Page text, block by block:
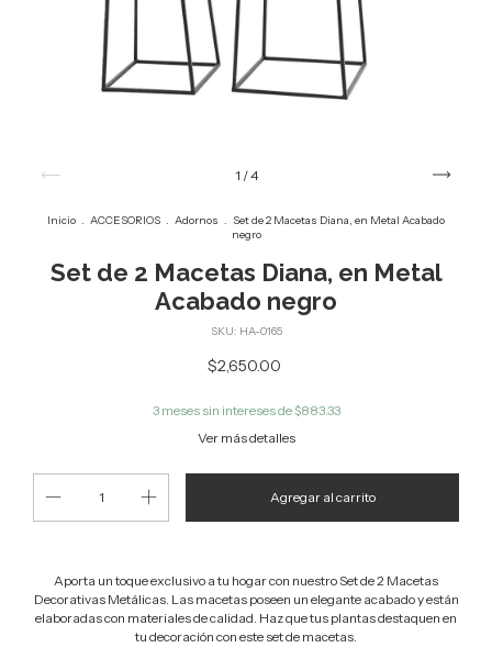
1 /4
Inicio . ACCESORIOS . Adornos . Set de 2 Macetas Diana, en Metal Acabado
negro
Set de 2 Macetas Diana, en Metal
Acabado negro
SKU: HA-0165
$2,650.00
3 meses sin intereses de $883.33
Ver más detalles
Aporta un toque exclusivo a tu hogar con nuestro Set de 2 Macetas
Decorativas Metálicas. Las macetas poseen un elegante acabado y están
elaboradas con materiales de calidad. Haz que tus plantas destaquen en
tu decoración con este set de macetas.